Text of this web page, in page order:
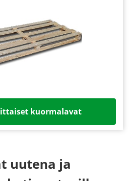
kuormalavat
uutena ja